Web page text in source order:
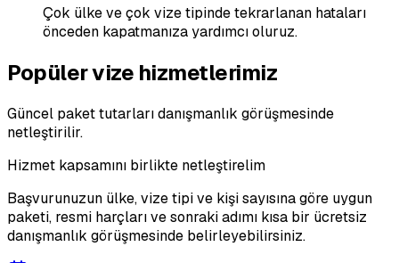
Çok ülke ve çok vize tipinde tekrarlanan hataları
önceden kapatmanıza yardımcı oluruz.
Popüler vize hizmetlerimiz
Güncel paket tutarları danışmanlık görüşmesinde
netleştirilir.
Hizmet kapsamını birlikte netleştirelim
Başvurunuzun ülke, vize tipi ve kişi sayısına göre uygun
paketi, resmi harçları ve sonraki adımı kısa bir ücretsiz
danışmanlık görüşmesinde belirleyebilirsiniz.